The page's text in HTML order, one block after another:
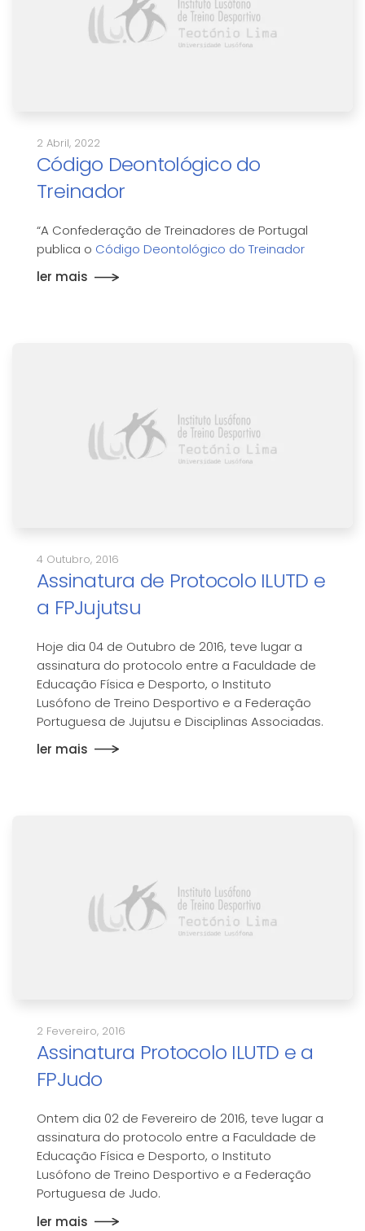
2 Abril, 2022
Código Deontológico do
Treinador
“A Confederação de Treinadores de Portugal
publica o Código Deontológico do Treinador
ler mais
4 Outubro, 2016
Assinatura de Protocolo ILUTD e
a FPJujutsu
Hoje dia 04 de Outubro de 2016, teve lugar a
assinatura do protocolo entre a Faculdade de
Educação Física e Desporto, o Instituto
Lusófono de Treino Desportivo e a Federação
Portuguesa de Jujutsu e Disciplinas Associadas.
ler mais
2 Fevereiro, 2016
Assinatura Protocolo ILUTD e a
FPJudo
Ontem dia 02 de Fevereiro de 2016, teve lugar a
assinatura do protocolo entre a Faculdade de
Educação Física e Desporto, o Instituto
Lusófono de Treino Desportivo e a Federação
Portuguesa de Judo.
ler mais